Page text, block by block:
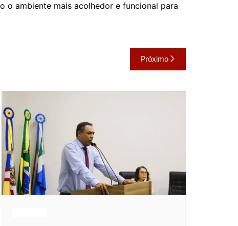
o ambiente mais acolhedor e funcional para
Próximo